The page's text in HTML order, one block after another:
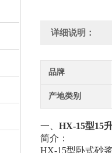
详细说明：
品牌
产地类别
一、 HX-15型15
简介：
HX-15型卧式砂